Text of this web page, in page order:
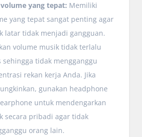
yang tepat: Memiliki
yang tepat sangat penting agar
latar tidak menjadi gangguan.
volume musik tidak terlalu
sehingga tidak mengganggu
rekan kerja Anda. Jika
gunakan headphone
untuk mendengarkan
secara pribadi agar tidak
orang lain.